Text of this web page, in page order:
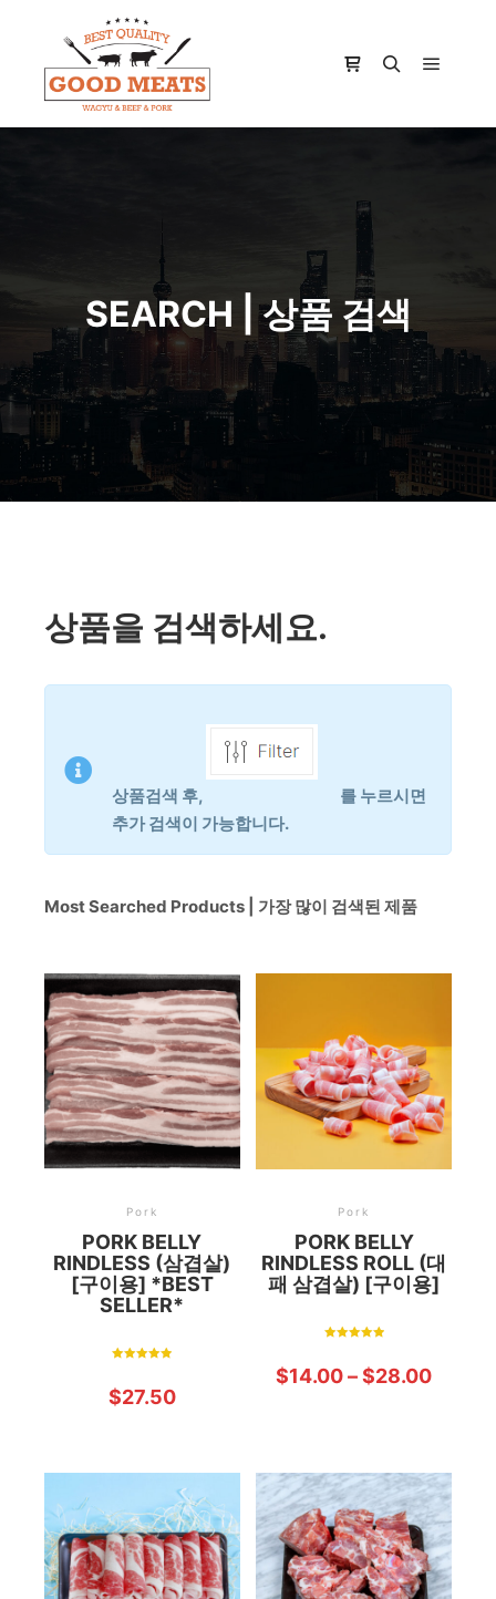
SEARCH | 상품 검색
상품을 검색하세요.
상품검색 후,
를 누르시면
추가 검색이 가능합니다.
Most Searched Products | 가장 많이 검색된 제품
Pork
PORK BELLY
RINDLESS (삼겹살)
[구이용] *BEST
SELLER*
out of 5
$27.50
Pork
PORK BELLY
RINDLESS ROLL (대
패 삼겹살) [구이용]
out of 5
$14.00–$28.00